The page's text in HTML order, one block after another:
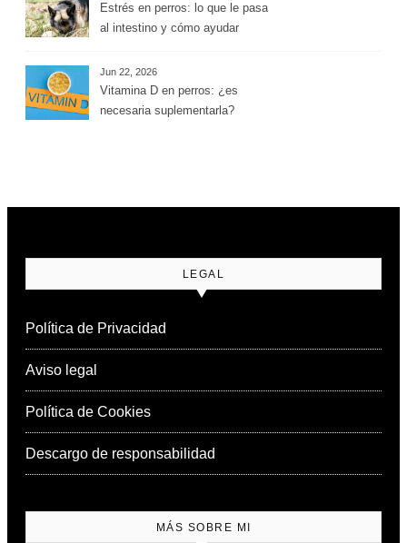
Estrés en perros: lo que le pasa
al intestino y cómo ayudar
Jun 22, 2026
Vitamina D en perros: ¿es
necesaria suplementarla?
LEGAL
Política de Privacidad
Aviso legal
Política de Cookies
Descargo de responsabilidad
MÁS SOBRE MI